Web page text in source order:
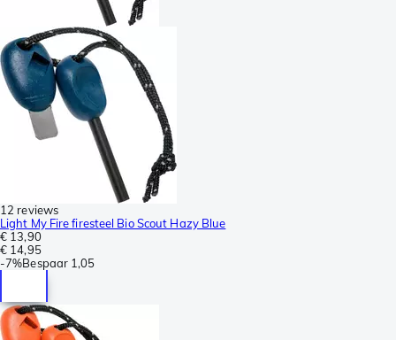
12 reviews
Light My Fire firesteel Bio Scout Hazy Blue
€ 13,90
€ 14,95
-7%Bespaar 1,05